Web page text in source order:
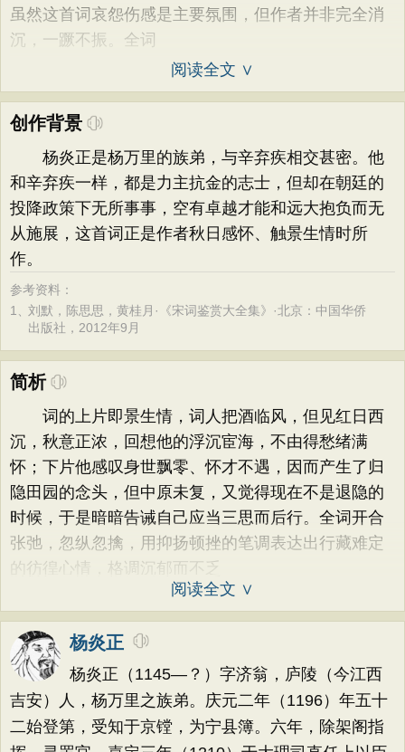
虽然这首词哀怨伤感是主要氛围，但作者并非完全消
沉，一蹶不振。全词
阅读全文 ∨
创作背景
杨炎正是杨万里的族弟，与辛弃疾相交甚密。他
和辛弃疾一样，都是力主抗金的志士，但却在朝廷的
投降政策下无所事事，空有卓越才能和远大抱负而无
从施展，这首词正是作者秋日感怀、触景生情时所
作。
参考资料：
1、刘默，陈思思，黄桂月·《宋词鉴赏大全集》·北京：中国华侨
出版社，2012年9月
简析
词的上片即景生情，词人把酒临风，但见红日西
沉，秋意正浓，回想他的浮沉宦海，不由得愁绪满
怀；下片他感叹身世飘零、怀才不遇，因而产生了归
隐田园的念头，但中原未复，又觉得现在不是退隐的
时候，于是暗暗告诫自己应当三思而后行。全词开合
张弛，忽纵忽擒，用抑扬顿挫的笔调表达出行藏难定
的彷徨心情，格调沉郁而不乏
阅读全文 ∨
杨炎正
杨炎正（1145—？）字济翁，庐陵（今江西
吉安）人，杨万里之族弟。庆元二年（1196）年五十
二始登第，受知于京镗，为宁县簿。六年，除架阁指